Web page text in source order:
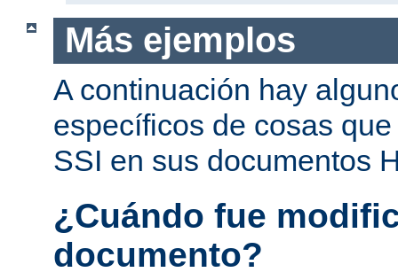
Más ejemplos
A continuación hay
específicos de cosas
SSI en sus documentos
¿Cuándo fue
documento?